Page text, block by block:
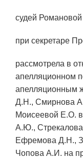
судей
при секретаре
рассмотрела в
апелляционном
апелляционным
Д.Н., Смирнова
Моисеевой Е.О.
А.Ю.,
Ефремова Д.Н.,
Чопова А.И. на